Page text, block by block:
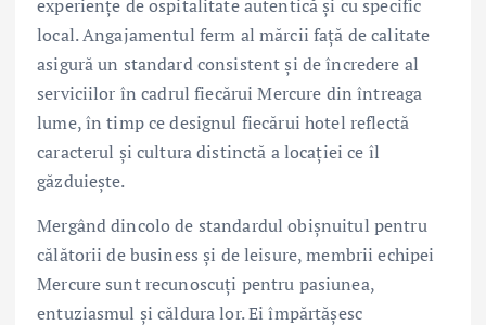
experiențe de ospitalitate autentică și cu specific
local. Angajamentul ferm al mărcii față de calitate
asigură un standard consistent și de încredere al
serviciilor în cadrul fiecărui Mercure din întreaga
lume, în timp ce designul fiecărui hotel reflectă
caracterul și cultura distinctă a locației ce îl
găzduiește.
Mergând dincolo de standardul obișnuitul pentru
călătorii de business și de leisure, membrii echipei
Mercure sunt recunoscuți pentru pasiunea,
entuziasmul și căldura lor. Ei împărtășesc